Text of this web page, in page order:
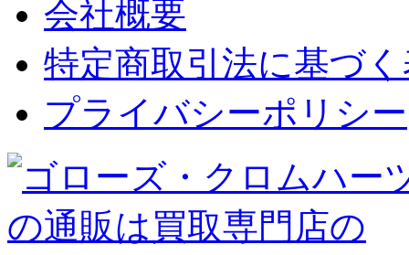
会社概要
特定商取引法に基づ
プライバシーポリシー